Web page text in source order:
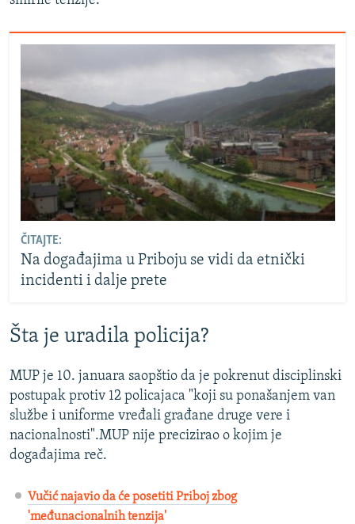
ČITAJTE:
Na događajima u Priboju se vidi da etnički
incidenti i dalje prete
Šta je uradila policija?
MUP je 10. januara saopštio da je pokrenut disciplinski
postupak protiv 12 policajaca "koji su ponašanjem van
službe i uniforme vređali građane druge vere i
nacionalnosti".MUP nije precizirao o kojim je
događajima reč.
Vučić najavio da će posetiti Priboj zbog
'međunacionalnih tenzija'